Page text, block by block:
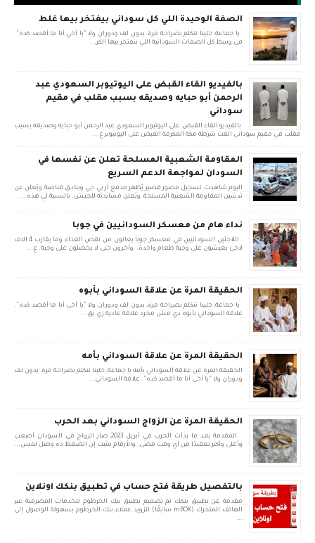
الصفة الوحيدة اللي كل سوداني بيفتخر بيها غلط
يا جماعة، خلينا نتكلم بصراحة مرة، بدون لف ودوران ولا "يا أخي أنا ما أقصد كده".
في وسط كل الصفات السودانية اللي بنفتخر بيها الكر...
بالفيديو القاء القبض على اليوتيوبر السعودي عبد
الرحمن أبو حبايه وصديقه بسبب مقلب في مقيم
سوداني
بالفيديو القاء القبض على اليوتيوبر السعودي عبد الرحمن أبو حبايه وصديقه بسبب
مقلب في مقيم سوداني القت شرطة مكة المكرمة القبض على اليوتيوبر ع...
المقاومة الشعبية المسلحة تعلن عن نفسها في
السودان لمواجهة الدعم السريع
اليوم شاهدت تسجيل مصور قصير يُظهر مدفع آر بي جي وبنادق قناصة ويُعلن عن
تدشين المقاومة الشعبية المسلحة، ويُعلن مساندته للجيش. بالنسبة لي هذه ...
نداء هام من معسكر السودانيين في جوبا
اللاجئين السودانيين في معسكر جوبا يعانون من نقص الغذاء وما يقارب 4 الاف
لاجئ يعيشون على وجبة طعام واحدة. وأخرون حتى لا يحصلون على وجبة. ع...
الحقيقة المرة عن علاقة السوداني بأبوه
يا جماعة، خلينا نتكلم بصراحة مرة، بدون لف ودوران ولا "يا أخي أنا ما أقصد كده".
علاقة السوداني بأبوه دي مش مجرد علاقة عادية زي بق...
الحقيقة المرة عن علاقة السوداني بأمه
الحقيقة المرة عن علاقة السوداني بأمه يا جماعة، خلينا نتكلم بصراحة مرة، بدون لف
ودوران ولا "يا أخي أنا ما أقصد كده". علاقة السوداني...
الحقيقة المرة عن الزواج السوداني بعد الحرب
المقدمة بعد ما بدأت الحرب في أبريل 2023، صار الزواج في السودان أصعب
وأغلى وأكثر تعقيدًا من أي وقت مضى. والأرقام بتثبت إن الضغط ده وصل لمس...
بالتفصيل طريقة فتح حساب في تطبيق بنكك اونلاين
مقدمة عن تطبيق بنكك تم تصميم تطبيق بنك الخرطوم للخدمات المصرفية عبر
الهاتف المتحرك (mBOK سابقًا) لتزويد عملاء بنك الخرطوم بسهولة الوصول إلى
...